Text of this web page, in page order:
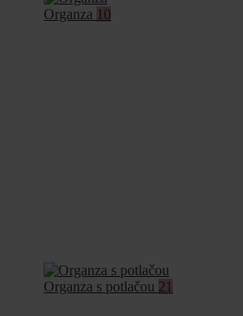
Organza 10
Organza s potlačou 21